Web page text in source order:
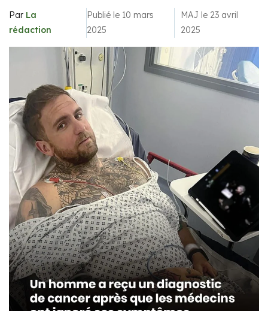
Par La
rédaction
Publié le 10 mars
2025
MAJ le 23 avril
2025